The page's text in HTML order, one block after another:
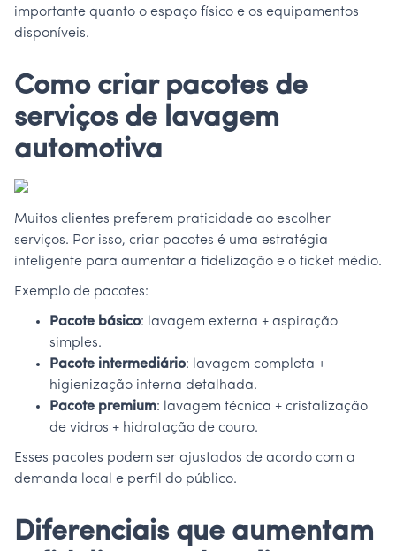
importante quanto o espaço físico e os equipamentos
disponíveis.
Como criar pacotes de
serviços de lavagem
automotiva
Muitos clientes preferem praticidade ao escolher
serviços. Por isso, criar pacotes é uma estratégia
inteligente para aumentar a fidelização e o ticket médio.
Exemplo de pacotes:
Pacote básico: lavagem externa + aspiração
simples.
Pacote intermediário: lavagem completa +
higienização interna detalhada.
Pacote premium: lavagem técnica + cristalização
de vidros + hidratação de couro.
Esses pacotes podem ser ajustados de acordo com a
demanda local e perfil do público.
Diferenciais que aumentam